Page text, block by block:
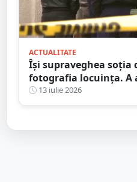
ACTUALITATE
Își supraveghea soția
fotografia locuința. A
incendiază mașina
13 iulie 2026